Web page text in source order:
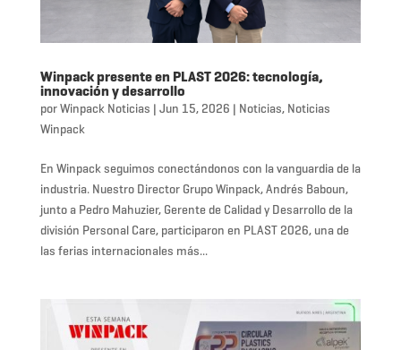
Winpack presente en PLAST 2026: tecnología,
innovación y desarrollo
porWinpack Noticias | Jun 15, 2026 | Noticias, Noticias
Winpack
En Winpack seguimos conectándonos con la vanguardia de la
industria. Nuestro Director Grupo Winpack, Andrés Baboun,
junto a Pedro Mahuzier, Gerente de Calidad y Desarrollo de la
división Personal Care, participaron en PLAST 2026, una de
las ferias internacionales más...